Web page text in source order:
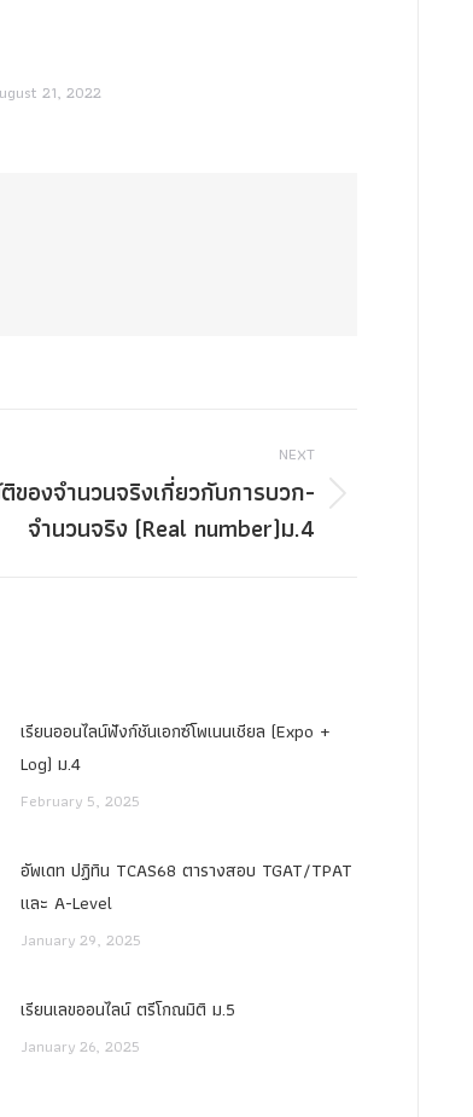
21, 2022
NEXT
ของจำนวนจริงเกี่ยวกับการบวก-
จำนวนจริง (Real number)ม.4
เรียนออนไลน์ฟังก์ชันเอกซ์โพเนนเชียล (Expo +
Log) ม.4
February 5, 2025
อัพเดท ปฏิทิน TCAS68 ตารางสอบ TGAT/TPAT
และ A-Level
January 29, 2025
เรียนเลขออนไลน์ ตรีโกณมิติ ม.5
January 26, 2025